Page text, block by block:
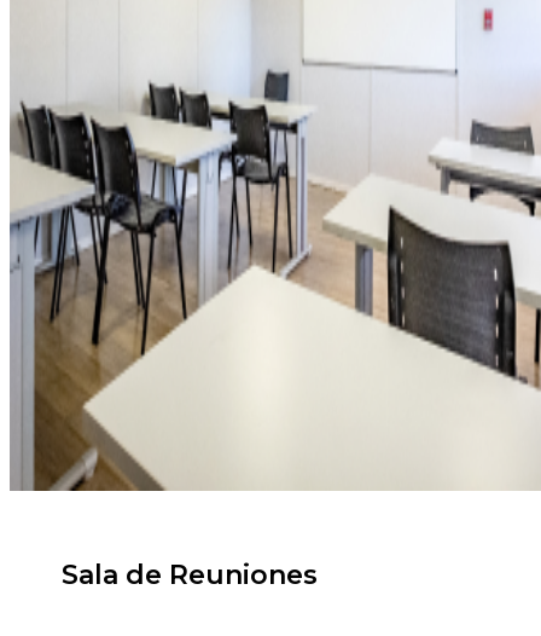
Sala de Reuniones